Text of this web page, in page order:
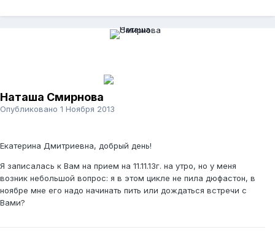
Наташа Смирнова
Опубликовано 1 Ноября 2013
Екатерина Дмитриевна, добрый день!
Я записалась к Вам на прием на 11.11.13г. на утро, но у меня
возник небольшой вопрос: я в этом цикле не пила дюфастон, в
ноябре мне его надо начинать пить или дождаться встречи с
Вами?